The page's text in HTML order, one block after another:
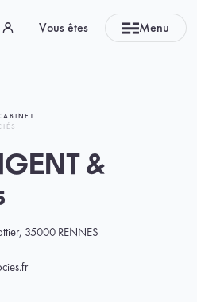
Vous êtes Menu
&
35000 RENNES